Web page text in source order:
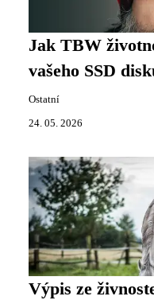
Jak TBW
vašeho SSD
Ostatní
24. 05. 2026
Výpis ze